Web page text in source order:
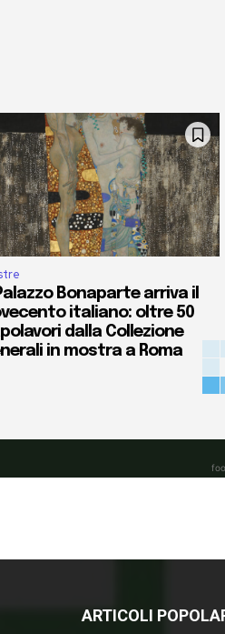
Bonaparte arriva il
italiano: oltre 50
dalla Collezione
in mostra a Roma
ARTICOLI